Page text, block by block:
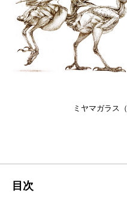
ミヤマガラス（
目次